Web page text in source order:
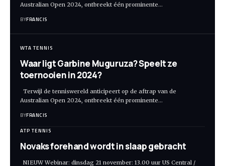
Australian Open 2024, ontbreekt één prominente…
BYFRANCIS
WTA TENNIS
Waar ligt Garbine Muguruza? Speelt ze
toernooien in 2024?
Terwijl de tenniswereld anticipeert op de aftrap van de
Australian Open 2024, ontbreekt één prominente…
BYFRANCIS
ATP TENNIS
Novaks forehand wordt in slaap gebracht
NIEUW Webinar: dinsdag 21 november: 13.00 uur US Central /